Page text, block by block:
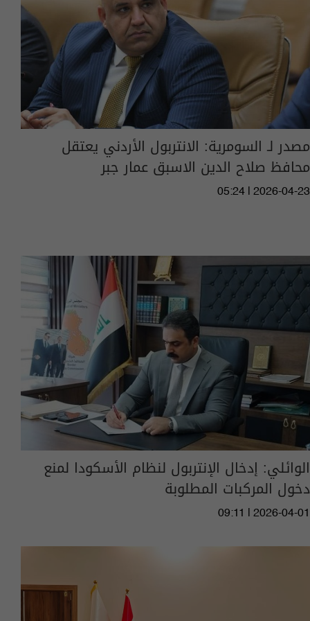
مصدر لـ السومرية: الانتربول الأردني يعتقل
محافظ صلاح الدين الاسبق عمار جبر
05:24 | 2026-04-23
الوائلي: إدخال الإنتربول لنظام الأسكودا لمنع
دخول المركبات المطلوبة
09:11 | 2026-04-01